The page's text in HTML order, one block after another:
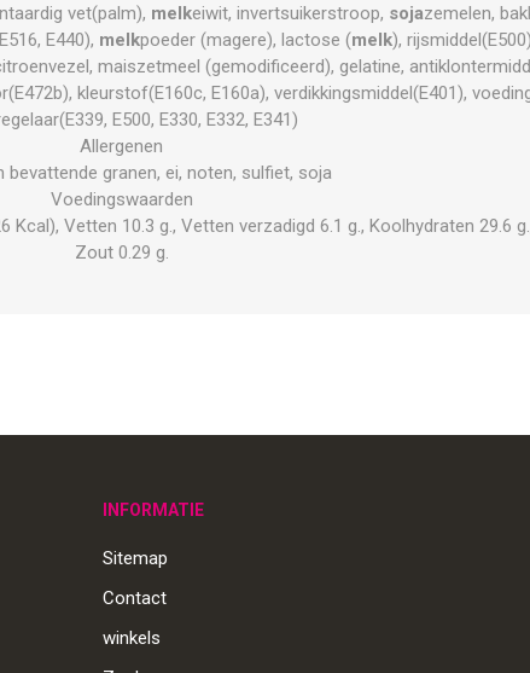
vet(palm), melkeiwit, invertsuikerstroop, sojazemelen,
E440), melkpoeder (magere), lactose (melk),
maiszetmeel (gemodificeerd), gelatine,
kleurstof(E160c, E160a), verdikkingsmiddel(E401),
E500, E330, E332, E341)
Allergenen
bevattende granen, ei, noten, sulfiet, soja
Voedingswaarden
Vetten 10.3 g., Vetten verzadigd 6.1 g., Koolhydraten 29.6
Zout 0.29 g.
INFORMATIE
Sitemap
Contact
winkels